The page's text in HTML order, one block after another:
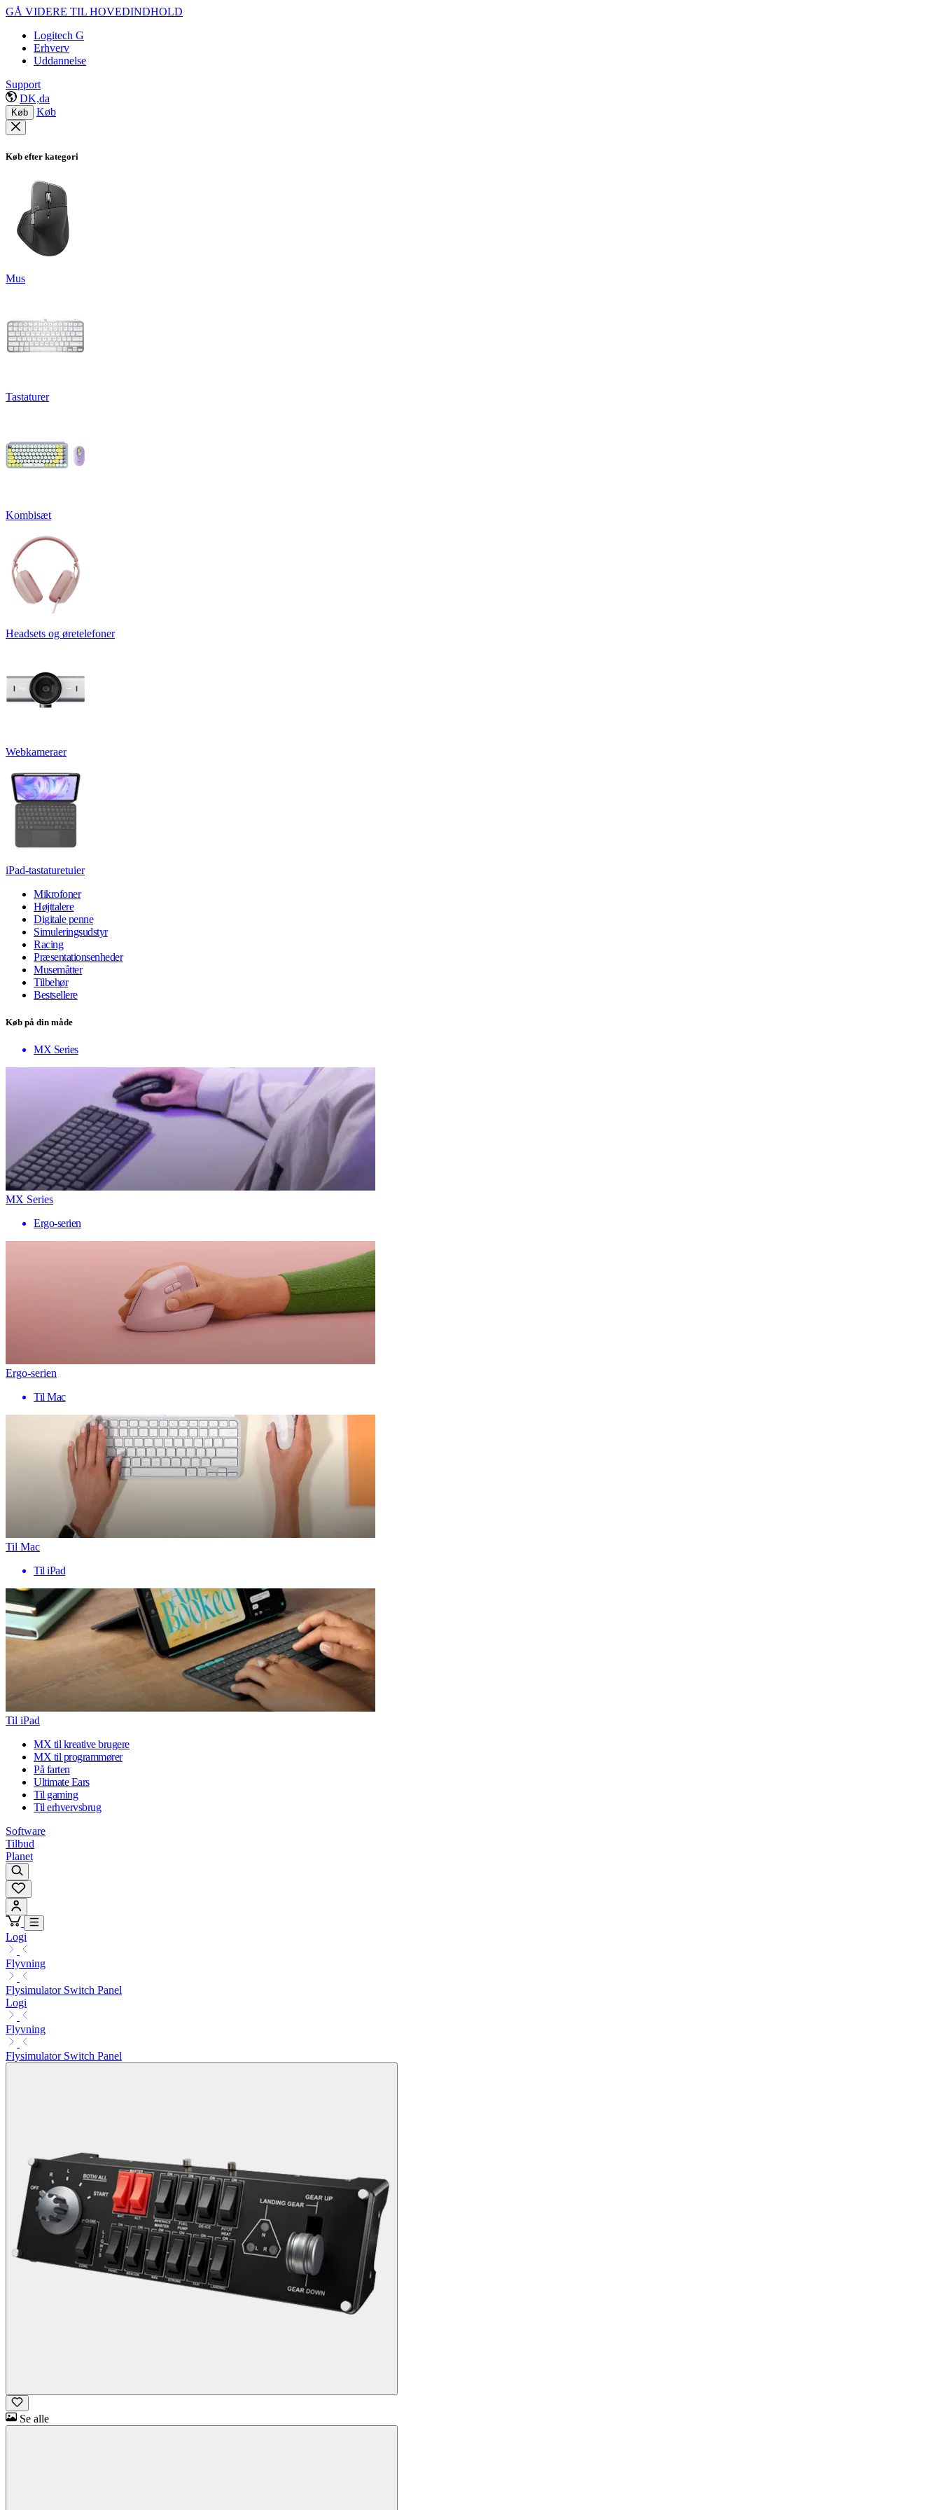
GÅ VIDERE TIL HOVEDINDHOLD
Logitech G
Erhverv
Uddannelse
Support
DK,da
Køb Køb
Køb efter kategori
Mus
Tastaturer
Kombisæt
Headsets og øretelefoner
Webkameraer
iPad-tastaturetuier
Mikrofoner
Højttalere
Digitale penne
Simuleringsudstyr
Racing
Præsentationsenheder
Musemåtter
Tilbehør
Bestsellere
Køb på din måde
MX Series
MX Series
Ergo-serien
Ergo-serien
Til Mac
Til Mac
Til iPad
Til iPad
MX til kreative brugere
MX til programmører
På farten
Ultimate Ears
Til gaming
Til erhvervsbrug
Software
Tilbud
Planet
Logi
Flyvning
Flysimulator Switch Panel
Logi
Flyvning
Flysimulator Switch Panel
Se alle